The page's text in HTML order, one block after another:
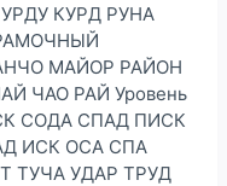
КУРД РУНА
МАЙОР РАЙОН
ЧАО РАЙ Уровень
СОДА СПАД ПИСК
ИСК ОСА СПА
ТУЧА УДАР ТРУД